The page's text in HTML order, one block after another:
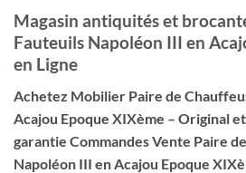
Magasin antiquités et
Fauteuils Napoléon III en
en Ligne
Achetez Mobilier Paire de
Acajou Epoque XIXème – Original
garantie Commandes Vente Paire
Napoléon III en Acajou Epoque